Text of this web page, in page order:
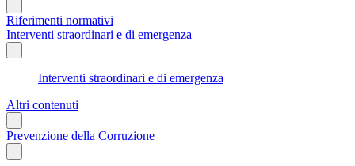
Riferimenti normativi
Interventi straordinari e di emergenza
Interventi straordinari e di emergenza
Altri contenuti
Prevenzione della Corruzione